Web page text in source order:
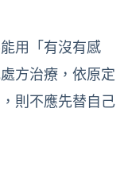
用「有沒有感
方治療，依原定
則不應先替自己